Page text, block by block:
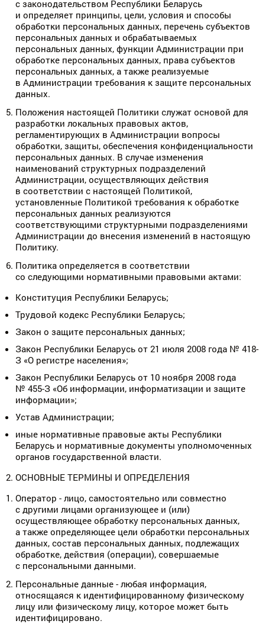
с законодательством Республики Беларусь
и определяет принципы, цели, условия и способы
обработки персональных данных, перечень субъектов
персональных данных и обрабатываемых
персональных данных, функции Администрации при
обработке персональных данных, права субъектов
персональных данных, а также реализуемые
в Администрации требования к защите персональных
данных.
Положения настоящей Политики служат основой для
разработки локальных правовых актов,
регламентирующих в Администрации вопросы
обработки, защиты, обеспечения конфиденциальности
персональных данных. В случае изменения
наименований структурных подразделений
Администрации, осуществляющих действия
в соответствии с настоящей Политикой,
установленные Политикой требования к обработке
персональных данных реализуются
соответствующими структурными подразделениями
Администрации до внесения изменений в настоящую
Политику.
Политика определяется в соответствии
со следующими нормативными правовыми актами:
Конституция Республики Беларусь;
Трудовой кодекс Республики Беларусь;
Закон о защите персональных данных;
Закон Республики Беларусь от 21 июля 2008 года № 418-
З «О регистре населения»;
Закон Республики Беларусь от 10 ноября 2008 года
№ 455-З «Об информации, информатизации и защите
информации»;
Устав Администрации;
иные нормативные правовые акты Республики
Беларусь и нормативные документы уполномоченных
органов государственной власти.
ОСНОВНЫЕ ТЕРМИНЫ И ОПРЕДЕЛЕНИЯ
Оператор - лицо, самостоятельно или совместно
с другими лицами организующее и (или)
осуществляющее обработку персональных данных,
а также определяющее цели обработки персональных
данных, состав персональных данных, подлежащих
обработке, действия (операции), совершаемые
с персональными данными.
Персональные данные - любая информация,
относящаяся к идентифицированному физическому
лицу или физическому лицу, которое может быть
идентифицировано.